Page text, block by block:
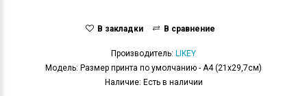
В закладки В сравнение
Производитель: LIKEY
Модель: Размер принта по умолчанию - А4 (21x29,7см)
Наличие: Есть в наличии